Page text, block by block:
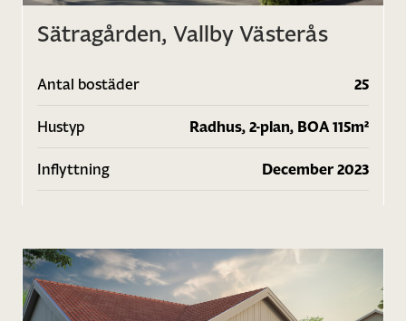
Sätragården, Vallby Västerås
Antal bostäder 25
Hustyp Radhus, 2-plan, BOA 115m²
Inflyttning December 2023